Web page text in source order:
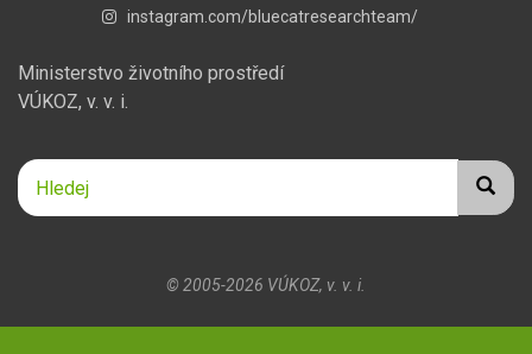
instagram.com/bluecatresearchteam/
Ministerstvo životního prostředí
VÚKOZ, v. v. i.
Hledat
Hledej
Hledej
© 2005-2026 VÚKOZ, v. v. i.